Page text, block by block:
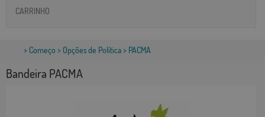
CARRINHO
> Começo > Opções de Política> PACMA
Bandeira PACMA